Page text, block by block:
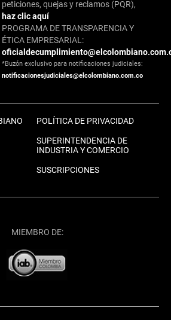
peticiones, quejas y reclamos (PQR),
haz clic aquí
PROGRAMA DE TRANSPARENCIA Y
ÉTICA EMPRESARIAL:
*Buzón exclusivo para notificaciones judiciales:
notificacionesjudiciales@elcolombiano.com.co
POLÍTICA DE PRIVACIDAD
SUPERINTENDENCIA DE
INDUSTRIA Y COMERCIO
SUSCRIPCIONES
MIEMBRO DE: